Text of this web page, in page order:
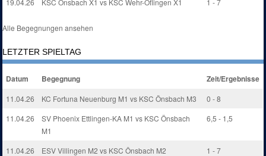
19.04.26
KSC Önsbach X1 vs KSC Wehr-Öflingen X1 1 - 7
Alle Begegnungen ansehen
LETZTER SPIELTAG
Datum Begegnung Zeit/Ergebnisse
11.04.26 KC Fortuna Neuenburg M1 vs KSC Önsbach M3
0 - 8
11.04.26
SV Phoenix Ettlingen-KA M1 vs KSC Önsbach
M1
6,5 - 1,5
11.04.26 ESV Villingen M2 vs KSC Önsbach M2
1 - 7